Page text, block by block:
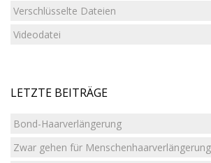
Verschlüsselte Dateien
Videodatei
LETZTE BEITRÄGE
Bond-Haarverlängerung
Zwar gehen für